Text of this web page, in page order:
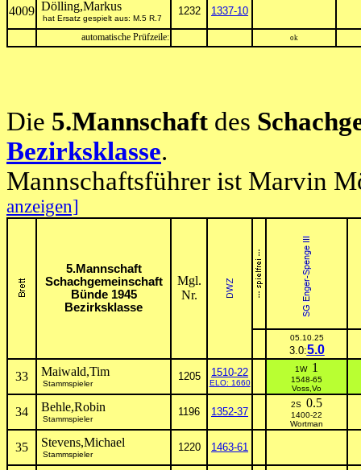
4009 Dölling,Markus
hat Ersatz gespielt aus: M.5 R.7
1232 1337-10
automatische Prüfzeile: ok
Die 5.Mannschaft des
Bezirksklasse.
Mannschaftsführer ist Marvin
anzeigen]
5.Mannschaft
Schachgemeinschaft
Bünde 1945
Bezirksklasse
Mgl.
Nr.
05.10.25
3.0:5.0
33
Maiwald,Tim
Stammspieler
1205 1510-22
ELO: 1660
1W 1
1548-65
Voss,Vo
34 Behle,Robin
Stammspieler
1196 1352-37
2S 0.5
1400-22
Wortman
35 Stevens,Michael
Stammspieler
1220 1463-61